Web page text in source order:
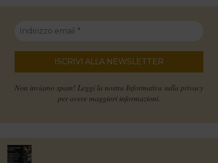
Non inviamo spam! Leggi la nostra Informativa sulla privacy
per avere maggiori informazioni.